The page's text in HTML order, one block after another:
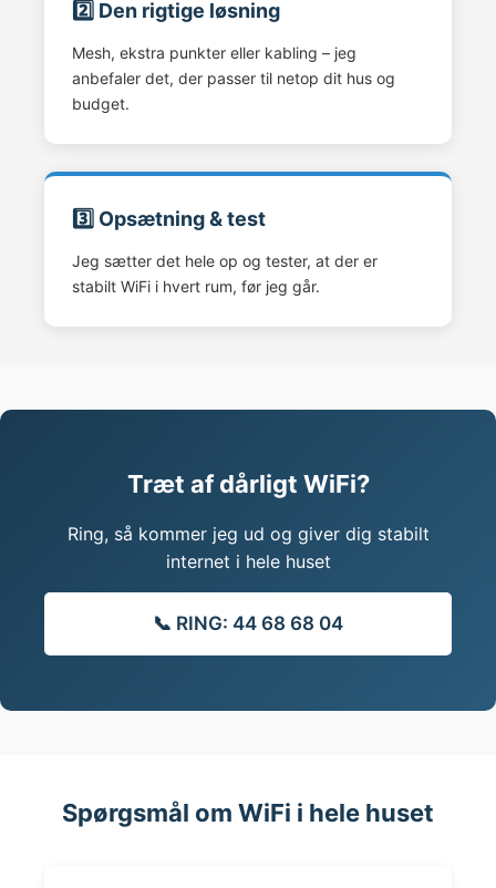
2️⃣ Den rigtige løsning
Mesh, ekstra punkter eller kabling – jeg
anbefaler det, der passer til netop dit hus og
budget.
3️⃣ Opsætning & test
Jeg sætter det hele op og tester, at der er
stabilt WiFi i hvert rum, før jeg går.
Træt af dårligt WiFi?
Ring, så kommer jeg ud og giver dig stabilt
internet i hele huset
📞 RING: 44 68 68 04
Spørgsmål om WiFi i hele huset